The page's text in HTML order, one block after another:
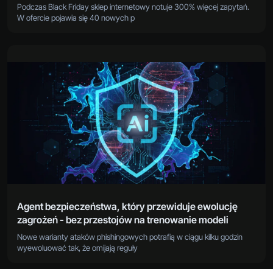
Podczas Black Friday sklep internetowy notuje 300% więcej zapytań.
W ofercie pojawia się 40 nowych p
Agent bezpieczeństwa, który przewiduje ewolucję
zagrożeń - bez przestojów na trenowanie modeli
Nowe warianty ataków phishingowych potrafią w ciągu kilku godzin
wyewoluować tak, że omijają reguły